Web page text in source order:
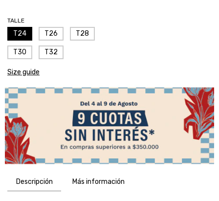
TALLE
T24 T26 T28
T30 T32
Size guide
Descripción Más información